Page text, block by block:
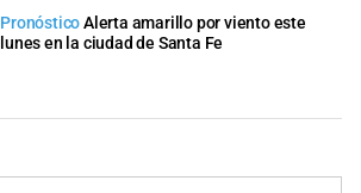
PronósticoAlerta amarillo por viento este
lunes en la ciudad de Santa Fe